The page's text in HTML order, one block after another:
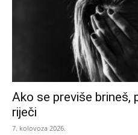
Ako se previše brineš,
riječi
7. kolovoza 2026.